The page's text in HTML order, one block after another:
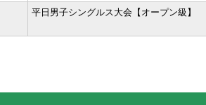
平日男子シングルス大会【オープン級】